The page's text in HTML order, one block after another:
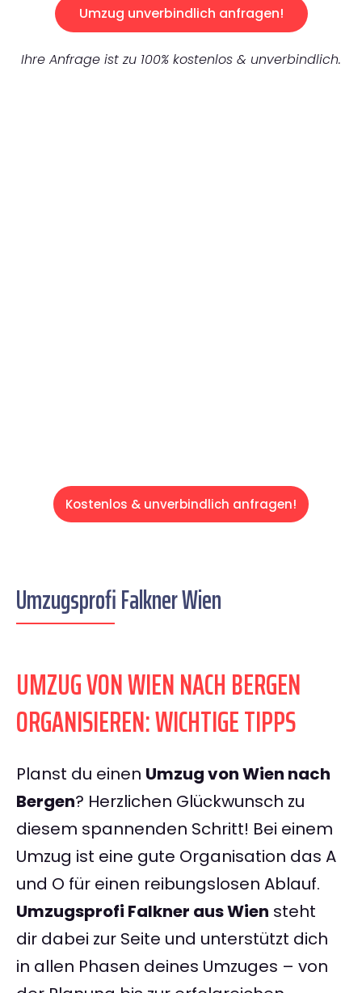
Umzug unverbindlich anfragen!
Ihre Anfrage ist zu 100% kostenlos & unverbindlich.
Kostenlos & unverbindlich anfragen!
Umzugsprofi Falkner Wien
UMZUG VON WIEN NACH BERGEN
ORGANISIEREN: WICHTIGE TIPPS
Planst du einen Umzug von Wien nach
Bergen? Herzlichen Glückwunsch zu
diesem spannenden Schritt! Bei einem
Umzug ist eine gute Organisation das A
und O für einen reibungslosen Ablauf.
Umzugsprofi Falkner aus Wien steht
dir dabei zur Seite und unterstützt dich
in allen Phasen deines Umzuges – von